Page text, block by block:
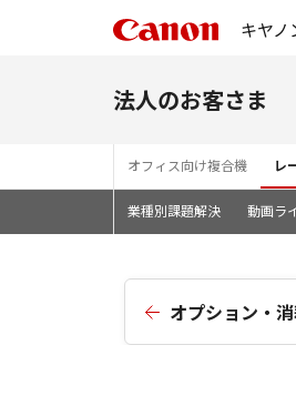
キヤノ
法人のお客さま
オフィス向け複合機 レ
業種別課題解決 動画ラ
オプション・